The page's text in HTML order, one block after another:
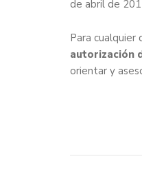
de abril de
Para cualquier
autorización
orientar y